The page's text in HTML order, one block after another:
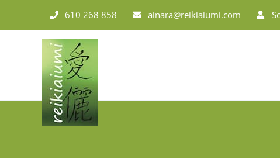
610 268 858 ainara@reikiaiumi.com